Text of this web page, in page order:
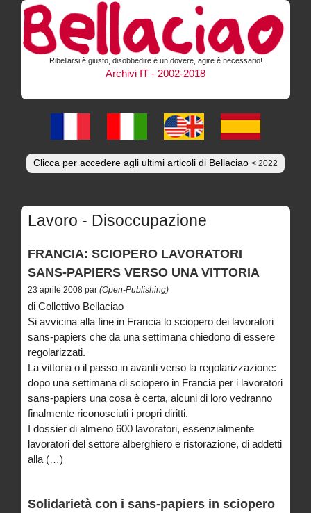
Ribellarsi è giusto, disobbedire è un dovere, agire è necessario!
Archivi IT - 2002-2018
Clicca per accedere agli ultimi articoli di Bellaciao < 2022
Lavoro - Disoccupazione
FRANCIA: SCIOPERO LAVORATORI
SANS-PAPIERS VERSO UNA VITTORIA
23 aprile 2008 par (Open-Publishing)
di Collettivo Bellaciao
Si avvicina alla fine in Francia lo sciopero dei lavoratori
sans-papiers che da una settimana chiedono di essere
regolarizzati.
La vittoria o il passo in avanti verso la regolarizzazione:
dopo una settimana di sciopero in Francia per i lavoratori
sans-papiers una cosa è certa, alcuni di loro vedranno
finalmente riconosciuti i propri diritti.
I dossier di almeno 600 lavoratori, essenzialmente
lavoratori del settore alberghiero e ristorazione, di addetti
alla (…)
Solidarietà con i sans-papiers in sciopero